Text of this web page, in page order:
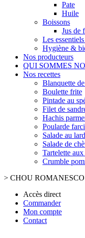
Pate
Huile
Boissons
Jus de
Les
Hygiène &
Nos producteurs
QUI SOMMES
Nos recettes
Blanquette
Boulette frite
Pintade au
Filet de
Hachis
Poularde
Salade au lard
Salade de
Tartelette
Crumble
> CHOU
Accès direct
Commander
Mon compte
Contact